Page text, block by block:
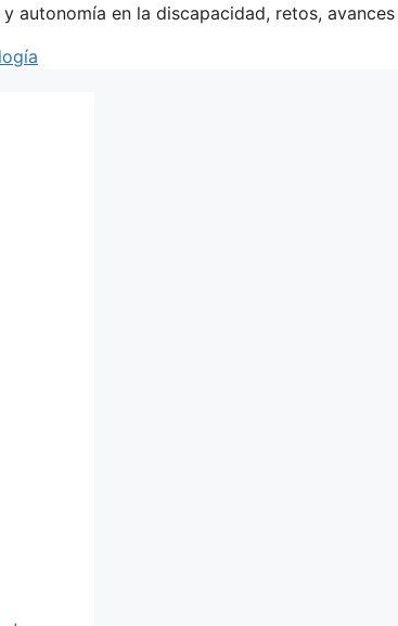
autonomía en la discapacidad, retos,